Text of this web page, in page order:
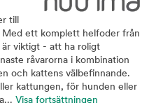
till
Med ett komplett helfoder från
är viktigt - att ha roligt
råvarorna i kombination
och kattens välbefinnande.
kattungen, för hunden eller
Visa fortsättningen